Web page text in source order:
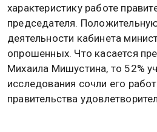
характеристику работе
председателя.
деятельности кабинета
опрошенных. Что касается
Михаила Мишустина, то 52%
исследования сочли его
правительства